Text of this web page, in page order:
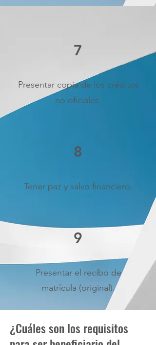
7
Presentar copia de los créditos
no oficiales.
8
Tener paz y salvo financiero.
9
Presentar el recibo de
matrícula (original).
¿Cuáles son los requisitos